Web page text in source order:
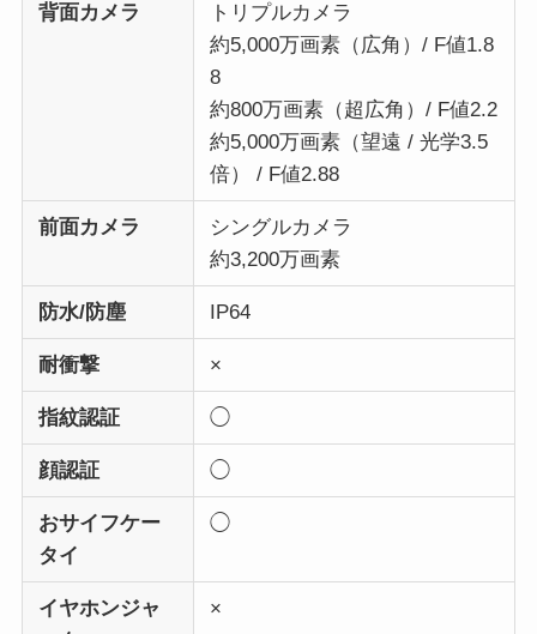
背面カメラ
トリプルカメラ
約5,000万画素（広角）/ F値1.8
8
約800万画素（超広角）/ F値2.2
約5,000万画素（望遠 / 光学3.5
倍） / F値2.88
前面カメラ
シングルカメラ
約3,200万画素
防水/防塵 IP64
耐衝撃 ×
指紋認証 ◯
顔認証 ◯
おサイフケー
タイ
◯
イヤホンジャ
×